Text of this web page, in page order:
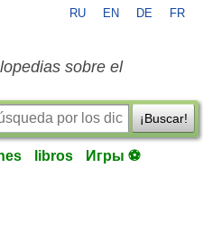
RU EN DE FR
sobre el
¡Buscar!
libros Игры ⚽